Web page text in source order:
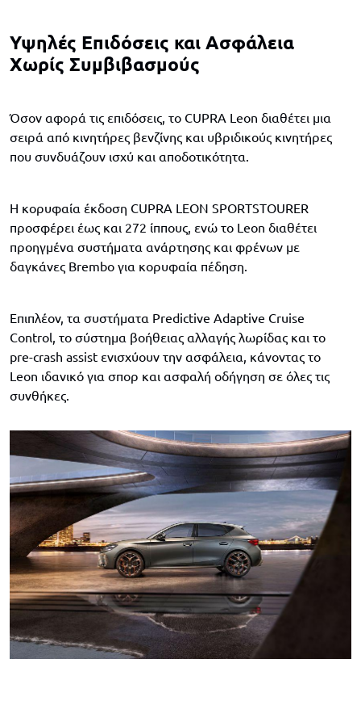
Υψηλές Επιδόσεις και Ασφάλεια
Χωρίς Συμβιβασμούς
Όσον αφορά τις επιδόσεις, το CUPRA Leon διαθέτει μια
σειρά από κινητήρες βενζίνης και υβριδικούς κινητήρες
που συνδυάζουν ισχύ και αποδοτικότητα.
Η κορυφαία έκδοση CUPRA LEON SPORTSTOURER
προσφέρει έως και 272 ίππους, ενώ το Leon διαθέτει
προηγμένα συστήματα ανάρτησης και φρένων με
δαγκάνες Brembo για κορυφαία πέδηση.
Επιπλέον, τα συστήματα Predictive Adaptive Cruise
Control, το σύστημα βοήθειας αλλαγής λωρίδας και το
pre-crash assist ενισχύουν την ασφάλεια, κάνοντας το
Leon ιδανικό για σπορ και ασφαλή οδήγηση σε όλες τις
συνθήκες.